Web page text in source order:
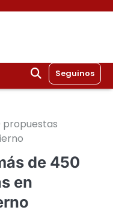
Seguinos
propuestas
de 450
en